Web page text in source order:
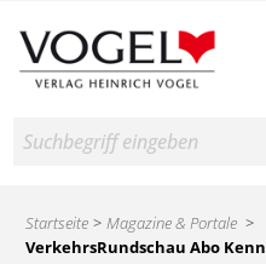
Suche
Startseite
Magazine & Portale
VerkehrsRundschau Abo